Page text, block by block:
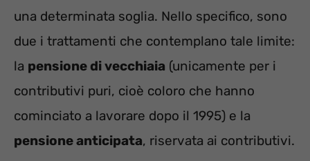
una determinata soglia. Nello specifico, sono
due i trattamenti che contemplano tale limite:
la pensione di vecchiaia (unicamente per i
contributivi puri, cioè coloro che hanno
cominciato a lavorare dopo il 1995) e la
pensione anticipata, riservata ai contributivi.